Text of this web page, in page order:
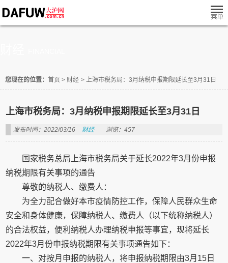
您现在的位置： 首页 > 财经 > 上海市税务局：3月纳税申报期限延长至3月31日
上海市税务局：3月纳税申报期限延长至3月31日
发布时间：2022/03/16 财经 浏览：457
国家税务总局上海市税务局关于延长2022年3月份申报
纳税期限有关事项的通告
尊敬的纳税人、缴费人：
为全力配合做好本市疫情防控工作，保障人民群众生命
安全和身体健康，保障纳税人、缴费人（以下统称纳税人）
的合法权益，便利纳税人办理纳税申报等事宜，现将延长
2022年3月份申报纳税期限有关事项通告如下：
一、对按月申报的纳税人，将申报纳税期限由3月15日